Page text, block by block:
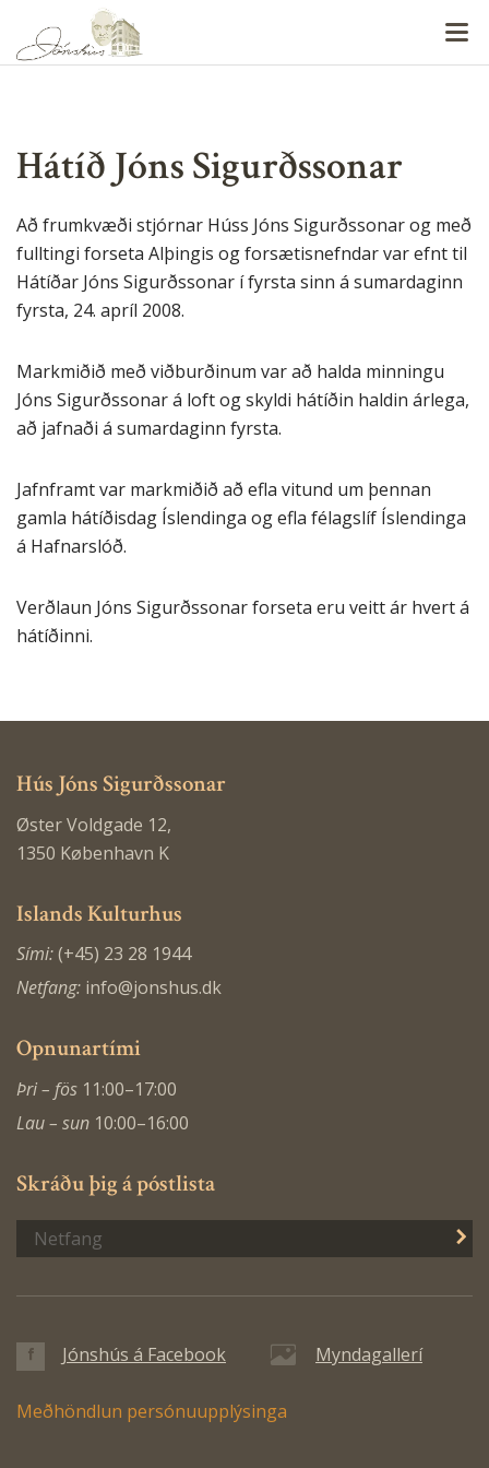
Hátíð Jóns Sigurðssonar
Að frumkvæði stjórnar Húss Jóns Sigurðssonar og með
fulltingi forseta Alþingis og forsætisnefndar var efnt til
Hátíðar Jóns Sigurðssonar í fyrsta sinn á sumardaginn
fyrsta, 24. apríl 2008.
Markmiðið með viðburðinum var að halda minningu
Jóns Sigurðssonar á loft og skyldi hátíðin haldin árlega,
að jafnaði á sumardaginn fyrsta.
Jafnframt var markmiðið að efla vitund um þennan
gamla hátíðisdag Íslendinga og efla félagslíf Íslendinga
á Hafnarslóð.
Verðlaun Jóns Sigurðssonar forseta eru veitt ár hvert á
hátíðinni.
Hús Jóns Sigurðssonar
Øster Voldgade 12,
1350 København K
Islands Kulturhus
Sími:(+45) 23 28 1944
Netfang: info@jonshus.dk
Opnunartími
Þri – fös 11:00–17:00
Lau – sun 10:00–16:00
Skráðu þig á póstlista
Jónshús á Facebook Myndagallerí
Meðhöndlun persónuupplýsinga